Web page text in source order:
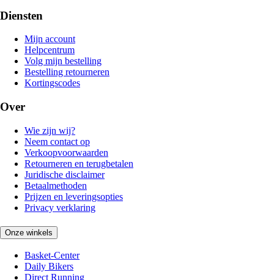
Diensten
Mijn account
Helpcentrum
Volg mijn bestelling
Bestelling retourneren
Kortingscodes
Over
Wie zijn wij?
Neem contact op
Verkoopvoorwaarden
Retourneren en terugbetalen
Juridische disclaimer
Betaalmethoden
Prijzen en leveringsopties
Privacy verklaring
Onze winkels
Basket-Center
Daily Bikers
Direct Running